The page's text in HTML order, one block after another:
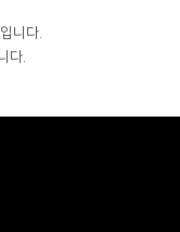
니다.
다.